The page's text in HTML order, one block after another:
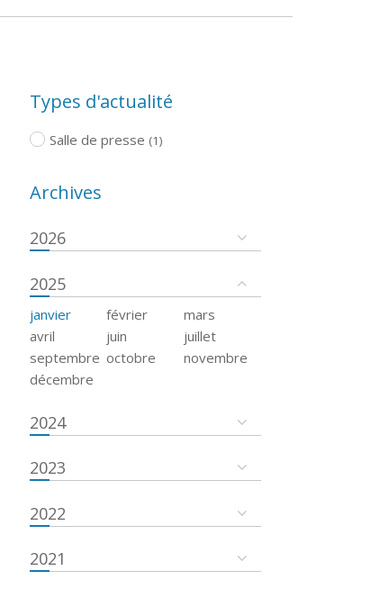
Types d'actualité
Salle de presse (1)
Archives
2026
2025
janvier février
mars
avril
juin
juillet
septembre octobre
novembre
décembre
2024
2023
2022
2021